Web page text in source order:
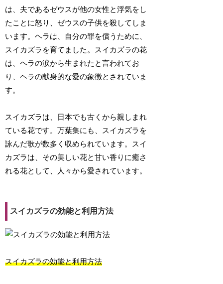
は、夫であるゼウスが他の女性と浮気をし
たことに怒り、ゼウスの子供を殺してしま
います。ヘラは、自分の罪を償うために、
スイカズラを育てました。スイカズラの花
は、ヘラの涙から生まれたと言われてお
り、ヘラの献身的な愛の象徴とされていま
す。
スイカズラは、日本でも古くから親しまれ
ている花です。万葉集にも、スイカズラを
詠んだ歌が数多く収められています。スイ
カズラは、その美しい花と甘い香りに癒さ
れる花として、人々から愛されています。
スイカズラの効能と利用方法
スイカズラの効能と利用方法